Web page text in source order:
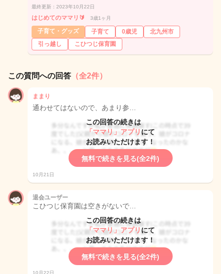
最終更新：2023年10月22日
はじめてのママリ🔰 3歳1ヶ月
子育て・グッズ 子育て 0歳児
北九州市
引っ越し
こひつじ保育園
この質問への回答 （全2件）
ままり
通わせてはないので、あまり参…
この回答の続きは
「ママリ」アプリ にて
お読みいただけます！
無料で続きを見る(全2件)
10月21日
退会ユーザー
こひつじ保育園は空きがないで…
この回答の続きは
「ママリ」アプリ にて
お読みいただけます！
無料で続きを見る(全2件)
10月22日